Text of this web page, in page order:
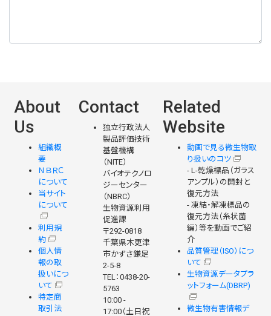
About
Us
組織概
要
ＮＢＲＣ
について
当サイト
について
利用規
約
個人情
報の取
扱いにつ
いて
特定商
取引法
Contact
独立行政法人
製品評価技術
基盤機構
（NITE）
バイオテクノロ
ジーセンター
（NBRC）
生物資源利用
促進課
〒292-0818
千葉県木更津
市かずさ鎌足
2-5-8
TEL：0438-20-
5763
10:00 -
17:00（土日祝
Related
Website
動画で見る微生物取
り扱いのコツ
- L-乾燥標品（ガラス
アンプル）の開封と
復元方法
- 凍結・解凍標品の
復元方法（糸状菌
編）等を動画でご紹
介
品質管理（ISO）につ
いて
生物資源データプラ
ットフォーム(DBRP)
微生物有害情報デ